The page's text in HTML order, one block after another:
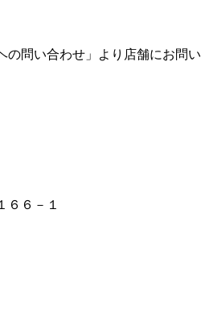
の問い合わせ」より店舗にお問い
６６－１